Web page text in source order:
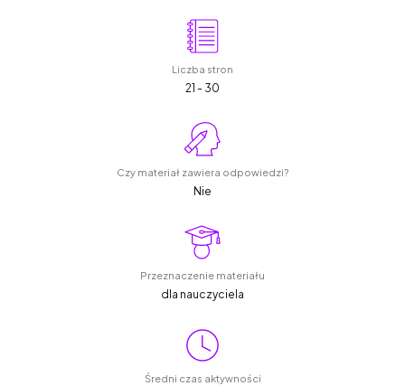
Liczba stron
21 - 30
Czy materiał zawiera odpowiedzi?
Nie
Przeznaczenie materiału
dla nauczyciela
Średni czas aktywności